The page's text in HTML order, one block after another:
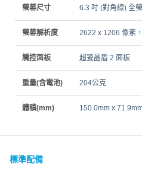
螢幕尺寸 6.3 吋 (對角線) 全
螢幕解析度 2622 x 1206 像素
觸控面板 超瓷晶盾 2 面板
重量(含電池) 204公克
體積(mm) 150.0mm x
標準配備